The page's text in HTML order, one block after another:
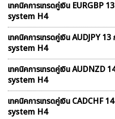
เทคนิคการเทรดคู่เงิน EURGBP
system H4
เทคนิคการเทรดคู่เงิน AUDJPY
system H4
เทคนิคการเทรดคู่เงิน AUDNZD
system H4
เทคนิคการเทรดคู่เงิน CADCHF
system H4